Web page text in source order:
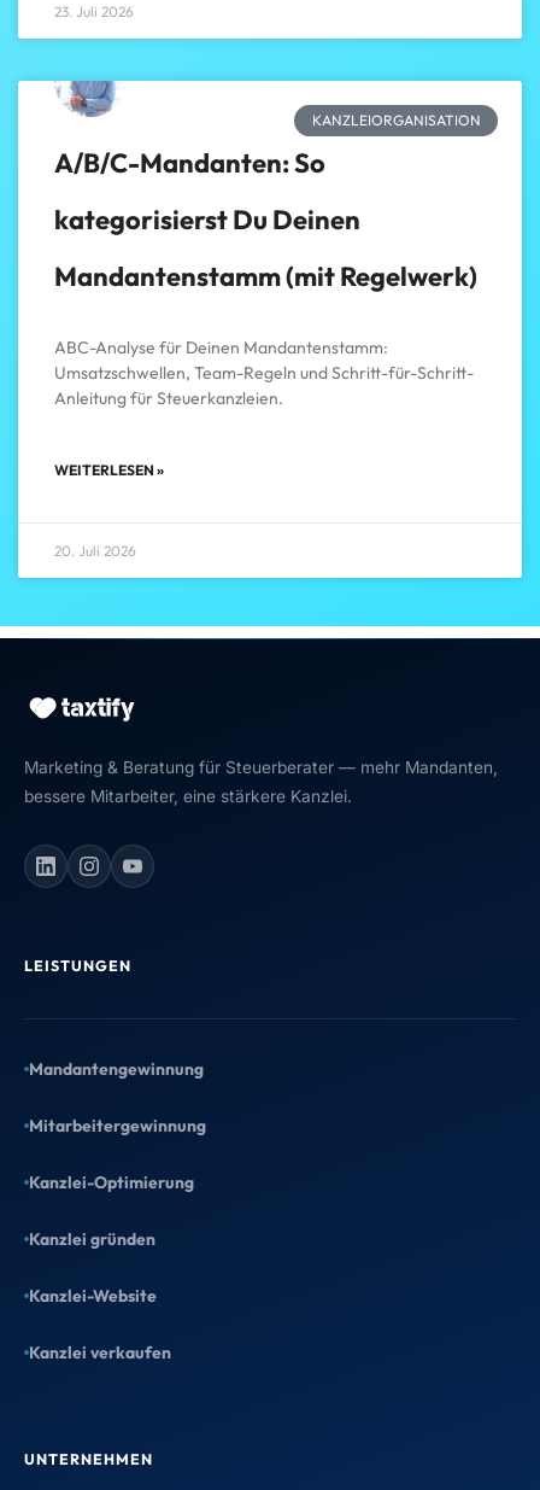
23. Juli 2026
KANZLEIORGANISATION
A/B/C-Mandanten: So
kategorisierst Du Deinen
Mandantenstamm (mit Regelwerk)
ABC-Analyse für Deinen Mandantenstamm:
Umsatzschwellen, Team-Regeln und Schritt-für-Schritt-
Anleitung für Steuerkanzleien.
WEITERLESEN »
20. Juli 2026
Maximilian J. Müller von Baczko
Wähl Dein Geschenk
Kanzlei gerade mehr bringt.
Kostenloser Website-Entwurf
Wir gestalten einen echten Entwurf für
Marketing & Beratung für Steuerberater — mehr Mandanten,
bessere Mitarbeiter, eine stärkere Kanzlei.
LEISTUNGEN
Mandantengewinnung
Mitarbeitergewinnung
Kanzlei-Optimierung
Kanzlei gründen
Kanzlei-Website
Kanzlei verkaufen
UNTERNEHMEN